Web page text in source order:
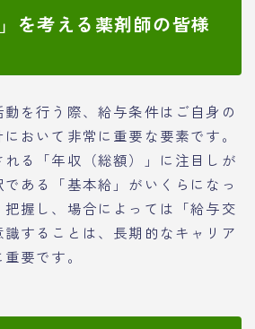
を考える薬剤師の皆様
を行う際、給与条件はご自身の
おいて非常に重要な要素です。
る「年収（総額）」に注目しが
ある「基本給」がいくらになっ
握し、場合によっては「給与交
することは、長期的なキャリア
要です。